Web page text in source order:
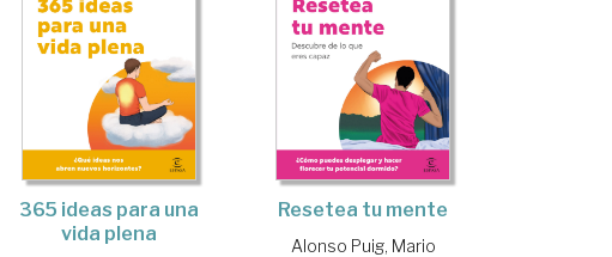
365 ideas para una
vida plena
Resetea tu mente
Alonso Puig, Mario